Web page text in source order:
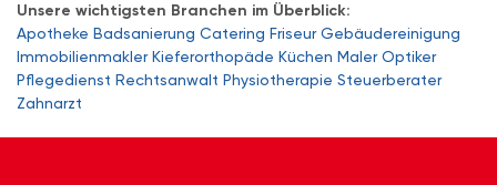
Unsere wichtigsten Branchen im Überblick:
Apotheke Badsanierung Catering Friseur Gebäudereinigung
Immobilienmakler Kieferorthopäde Küchen Maler Optiker
Pflegedienst Rechtsanwalt Physiotherapie Steuerberater
Zahnarzt